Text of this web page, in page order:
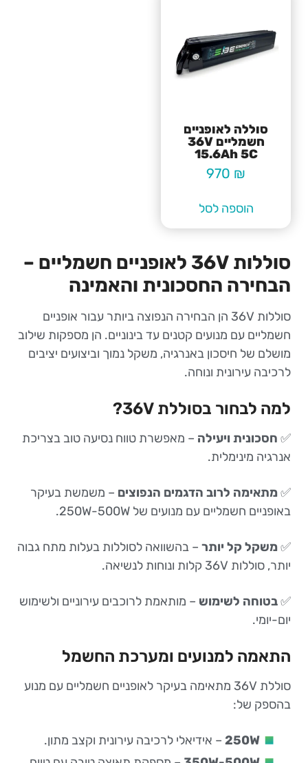
סוללה לאופניים
חשמליים 36V
15.6Ah 5C
970 ₪
הוספה לסל
סוללות 36V לאופניים חשמליים –
הבחירה החסכונית והאמינה
סוללות 36V הן הבחירה הנפוצה ביותר עבור אופניים
חשמליים עם מנועים קטנים עד בינוניים. הן מספקות שילוב
מושלם של חיסכון באנרגיה, משקל נמוך וביצועים יציבים
לרכיבה עירונית ונוחה.
למה לבחור בסוללת 36V?
✅ חסכונית ויעילה – מאפשרת טווח נסיעה טוב בצריכת
אנרגיה מינימלית.
✅מתאימה לרוב הדגמים הנפוצים – משמשת בעיקר
באופניים חשמליים עם מנועים של 250W-500W.
✅משקל קל יותר – בהשוואה לסוללות בעלות מתח גבוה
יותר, סוללות 36V קלות ונוחות לנשיאה.
✅בטוחה לשימוש – מותאמת לרוכבים עירוניים ולשימוש
יום-יומי.
התאמה למנועים ומערכת החשמל
סוללת 36V מתאימה בעיקר לאופניים חשמליים עם מנוע
בהספק של:
250W – אידיאלי לרכיבה עירונית וקצב מתון.